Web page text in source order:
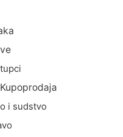
i sudstvo